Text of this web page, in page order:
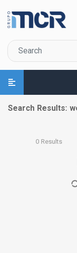
Search Results:
0 Results